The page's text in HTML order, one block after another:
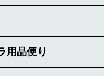
用品便り